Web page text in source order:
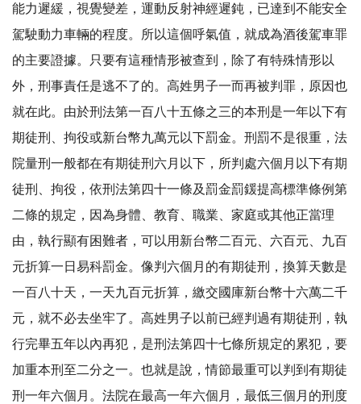
能力遲緩，視覺變差，運動反射神經遲鈍，已達到不能安全
駕駛動力車輛的程度。所以這個呼氣值，就成為酒後駕車罪
的主要證據。只要有這種情形被查到，除了有特殊情形以
外，刑事責任是逃不了的。高姓男子一而再被判罪，原因也
就在此。由於刑法第一百八十五條之三的本刑是一年以下有
期徒刑、拘役或新台幣九萬元以下罰金。刑罰不是很重，法
院量刑一般都在有期徒刑六月以下，所判處六個月以下有期
徒刑、拘役，依刑法第四十一條及罰金罰鍰提高標準條例第
二條的規定，因為身體、教育、職業、家庭或其他正當理
由，執行顯有困難者，可以用新台幣二百元、六百元、九百
元折算一日易科罰金。像判六個月的有期徒刑，換算天數是
一百八十天，一天九百元折算，繳交國庫新台幣十六萬二千
元，就不必去坐牢了。高姓男子以前已經判過有期徒刑，執
行完畢五年以內再犯，是刑法第四十七條所規定的累犯，要
加重本刑至二分之一。也就是說，情節最重可以判到有期徒
刑一年六個月。法院在最高一年六個月，最低三個月的刑度